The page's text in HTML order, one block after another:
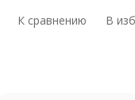
К сравнению В